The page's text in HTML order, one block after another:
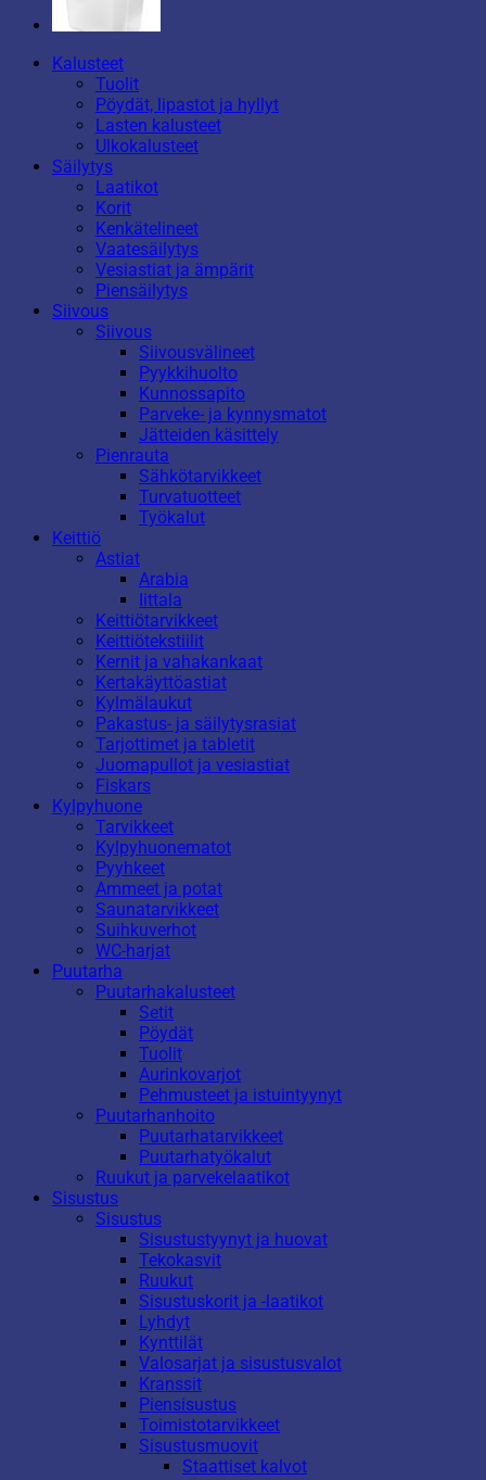
Kalusteet
Tuolit
Pöydät, lipastot ja hyllyt
Lasten kalusteet
Ulkokalusteet
Säilytys
Laatikot
Korit
Kenkätelineet
Vaatesäilytys
Vesiastiat ja ämpärit
Piensäilytys
Siivous
Siivous
Siivousvälineet
Pyykkihuolto
Kunnossapito
Parveke- ja kynnysmatot
Jätteiden käsittely
Pienrauta
Sähkötarvikkeet
Turvatuotteet
Työkalut
Keittiö
Astiat
Arabia
Iittala
Keittiötarvikkeet
Keittiötekstiilit
Kernit ja vahakankaat
Kertakäyttöastiat
Kylmälaukut
Pakastus- ja säilytysrasiat
Tarjottimet ja tabletit
Juomapullot ja vesiastiat
Fiskars
Kylpyhuone
Tarvikkeet
Kylpyhuonematot
Pyyhkeet
Ammeet ja potat
Saunatarvikkeet
Suihkuverhot
WC-harjat
Puutarha
Puutarhakalusteet
Setit
Pöydät
Tuolit
Aurinkovarjot
Pehmusteet ja istuintyynyt
Puutarhanhoito
Puutarhatarvikkeet
Puutarhatyökalut
Ruukut ja parvekelaatikot
Sisustus
Sisustus
Sisustustyynyt ja huovat
Tekokasvit
Ruukut
Sisustuskorit ja -laatikot
Lyhdyt
Kynttilät
Valosarjat ja sisustusvalot
Kranssit
Piensisustus
Toimistotarvikkeet
Sisustusmuovit
Staattiset kalvot